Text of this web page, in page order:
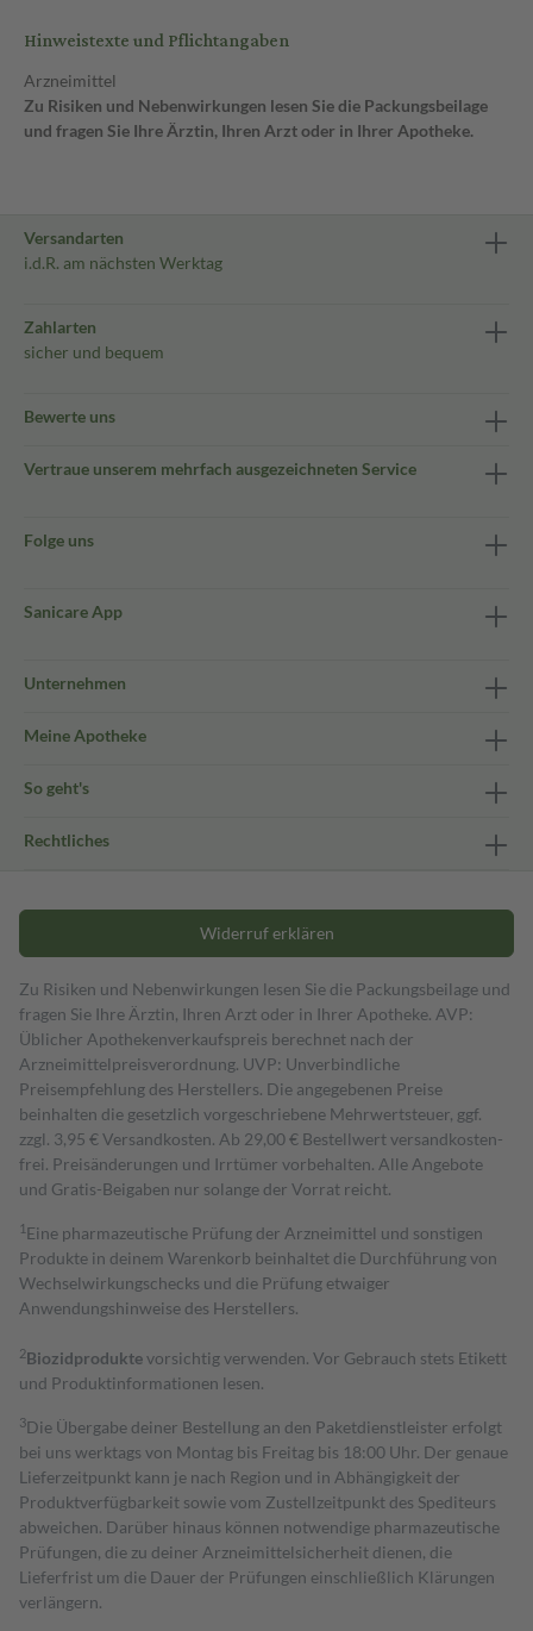
Hinweistexte und Pflichtangaben
Arzneimittel
Zu Risiken und Nebenwirkungen lesen Sie die Packungsbeilage
und fragen Sie Ihre Ärztin, Ihren Arzt oder in Ihrer Apotheke.
Versandarten
i.d.R. am nächsten Werktag
Zahlarten
sicher und bequem
Bewerte uns
Vertraue unserem mehrfach ausgezeichneten Service
Folge uns
Sanicare App
Unternehmen
Meine Apotheke
So geht's
Rechtliches
Widerruf erklären
Zu Risiken und Nebenwirkungen lesen Sie die Packungsbeilage und
fragen Sie Ihre Ärztin, Ihren Arzt oder in Ihrer Apotheke. AVP:
Üblicher Apothekenverkaufspreis berechnet nach der
Arzneimittelpreisverordnung. UVP: Unverbindliche
Preisempfehlung des Herstellers. Die angegebenen Preise
beinhalten die gesetzlich vorgeschriebene Mehrwertsteuer, ggf.
zzgl. 3,95 € Versandkosten. Ab 29,00 € Bestell­wert versand­kosten­
frei. Preisänderungen und Irrtümer vorbehalten. Alle Angebote
und Gratis-Beigaben nur solange der Vorrat reicht.
1 Eine pharmazeutische Prüfung der Arzneimittel und sonstigen
Produkte in deinem Warenkorb beinhaltet die Durchführung von
Wechselwirkungschecks und die Prüfung etwaiger
Anwendungshinweise des Herstellers.
2Biozidproduktevorsichtig verwenden. Vor Gebrauch stets Etikett
und Produktinformationen lesen.
3Die Übergabe deiner Bestellung an den Paketdienstleister erfolgt
bei uns werktags von Montag bis Freitag bis 18:00 Uhr. Der genaue
Lieferzeitpunkt kann je nach Region und in Abhängigkeit der
Produktverfügbarkeit sowie vom Zustellzeitpunkt des Spediteurs
abweichen. Darüber hinaus können notwendige pharmazeutische
Prüfungen, die zu deiner Arzneimittelsicherheit dienen, die
Lieferfrist um die Dauer der Prüfungen einschließlich Klärungen
verlängern.